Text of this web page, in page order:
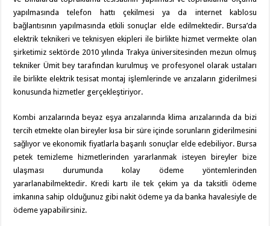
yapılmasında telefon hattı çekilmesi ya da internet kablosu
bağlantısının yapılmasında etkili sonuçlar elde edilmektedir. Bursa’da
elektrik teknikeri ve teknisyen ekipleri ile birlikte hizmet vermekte olan
şirketimiz sektörde 2010 yılında Trakya üniversitesinden mezun olmuş
tekniker Ümit bey tarafından kurulmuş ve profesyonel olarak ustaları
ile birlikte elektrik tesisat montaj işlemlerinde ve arızaların giderilmesi
konusunda hizmetler gerçekleştiriyor.
Kombi arızalarında beyaz eşya arızalarında klima arızalarında da bizi
tercih etmekte olan bireyler kısa bir süre içinde sorunların giderilmesini
sağlıyor ve ekonomik fiyatlarla başarılı sonuçlar elde edebiliyor. Bursa
petek temizleme hizmetlerinden yararlanmak isteyen bireyler bize
ulaşması durumunda kolay ödeme yöntemlerinden
yararlanabilmektedir. Kredi kartı ile tek çekim ya da taksitli ödeme
imkanına sahip olduğunuz gibi nakit ödeme ya da banka havalesiyle de
ödeme yapabilirsiniz.